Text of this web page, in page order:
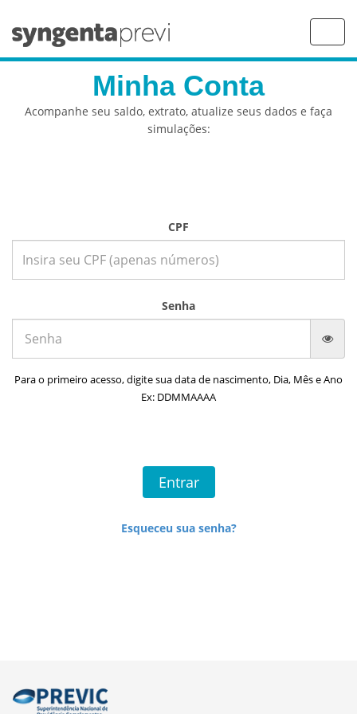
Minha Conta
Acompanhe seu saldo, extrato, atualize seus dados e faça
simulações:
CPF
Senha
Para o primeiro acesso, digite sua data de nascimento, Dia, Mês e Ano
Ex: DDMMAAAA
Esqueceu sua senha?